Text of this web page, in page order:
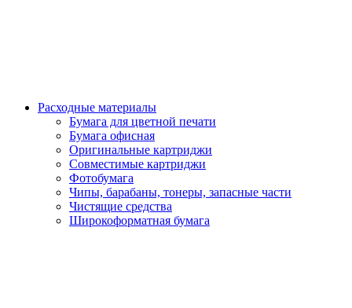
Расходные материалы
Бумага для цветной печати
Бумага офисная
Оригинальные картриджи
Совместимые картриджи
Фотобумага
Чипы, барабаны, тонеры, запасные части
Чистящие средства
Широкоформатная бумага